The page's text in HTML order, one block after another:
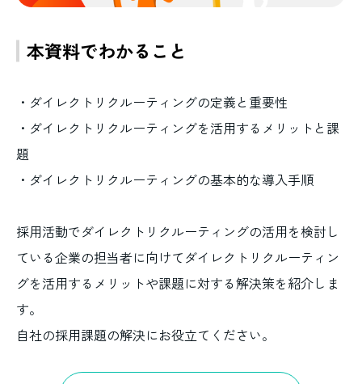
本資料でわかること
・ダイレクトリクルーティングの定義と重要性
・ダイレクトリクルーティングを活用するメリットと課
題
・ダイレクトリクルーティングの基本的な導入手順
採用活動でダイレクトリクルーティングの活用を検討し
ている企業の担当者に向けてダイレクトリクルーティン
グを活用するメリットや課題に対する解決策を紹介しま
す。
自社の採用課題の解決にお役立てください。